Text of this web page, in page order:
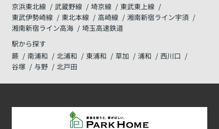
京浜東北線
武蔵野線 埼京線
東武東上線
東武伊勢崎線
東北本線 高崎線
湘南新宿ライン宇須
湘南新宿ライン高海
埼玉高速鉄道
駅から探す
蕨
南浦和 北浦和 東浦和 草加 浦和
西川口
谷塚
与野 北戸田